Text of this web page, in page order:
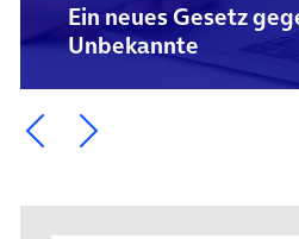
Ein neues Gesetz
Unbekannte
Ein Element zurück blättern
Ein Element weiter